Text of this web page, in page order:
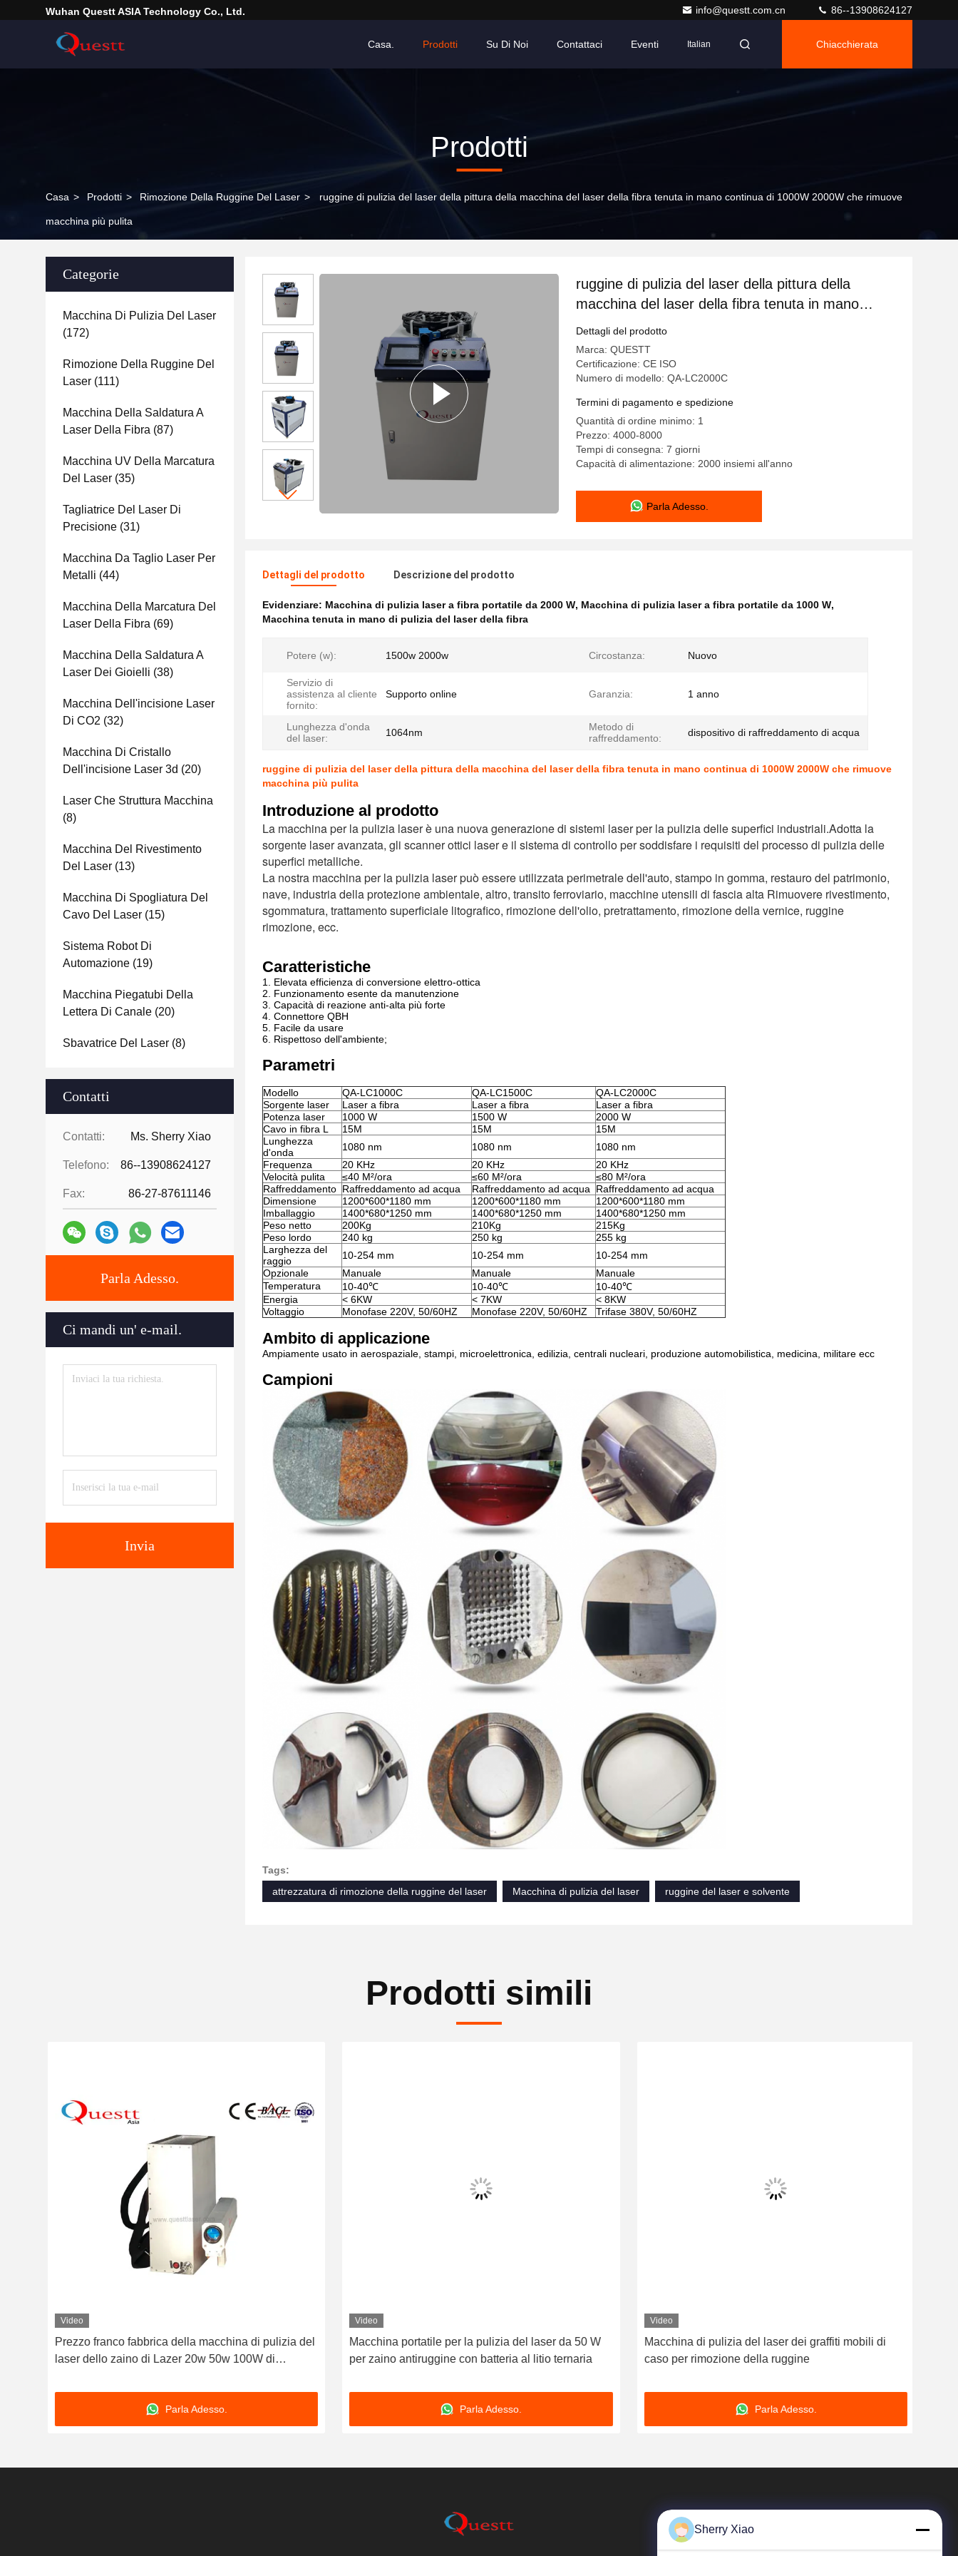
Wuhan Questt ASIA Technology Co., Ltd. info@questt.com.cn 86--13908624127
Casa. Prodotti Su Di Noi Contattaci Eventi Italian Chiacchierata
Prodotti
Casa > Prodotti > Rimozione Della Ruggine Del Laser > ruggine di pulizia del laser della pittura della macchina del laser della fibra tenuta in mano continua di 1000W 2000W che rimuove
macchina più pulita
Categorie
Macchina Di Pulizia Del Laser
(172)
Rimozione Della Ruggine Del
Laser (111)
Macchina Della Saldatura A
Laser Della Fibra (87)
Macchina UV Della Marcatura
Del Laser (35)
Tagliatrice Del Laser Di
Precisione (31)
Macchina Da Taglio Laser Per
Metalli (44)
Macchina Della Marcatura Del
Laser Della Fibra (69)
Macchina Della Saldatura A
Laser Dei Gioielli (38)
Macchina Dell'incisione Laser
Di CO2 (32)
Macchina Di Cristallo
Dell'incisione Laser 3d (20)
Laser Che Struttura Macchina
(8)
Macchina Del Rivestimento
Del Laser (13)
Macchina Di Spogliatura Del
Cavo Del Laser (15)
Sistema Robot Di
Automazione (19)
Macchina Piegatubi Della
Lettera Di Canale (20)
Sbavatrice Del Laser (8)
Contatti
Contatti: Ms. Sherry Xiao
Telefono: 86--13908624127
Fax: 86-27-87611146
Parla Adesso.
Ci mandi un' e-mail.
Invia
ruggine di pulizia del laser della pittura della
macchina del laser della fibra tenuta in mano
continua di 1000W 2000W che rimuove macchina
più pulita
Dettagli del prodotto
Marca: QUESTT
Certificazione: CE ISO
Numero di modello: QA-LC2000C
Termini di pagamento e spedizione
Quantità di ordine minimo: 1
Prezzo: 4000-8000
Tempi di consegna: 7 giorni
Capacità di alimentazione: 2000 insiemi all'anno
Parla Adesso.
Dettagli del prodotto Descrizione del prodotto
Evidenziare: Macchina di pulizia laser a fibra portatile da 2000 W, Macchina di pulizia laser a fibra portatile da 1000 W,
Macchina tenuta in mano di pulizia del laser della fibra
Potere (w): 1500w 2000w Circostanza: Nuovo
Servizio di
assistenza al cliente
fornito:
Supporto online Garanzia: 1 anno
Lunghezza d'onda
del laser:
1064nm
Metodo di
raffreddamento:
dispositivo di raffreddamento di acqua
ruggine di pulizia del laser della pittura della macchina del laser della fibra tenuta in mano continua di 1000W 2000W che rimuove
macchina più pulita
Introduzione al prodotto
La macchina per la pulizia laser è una nuova generazione di sistemi laser per la pulizia delle superfici industriali.Adotta la
sorgente laser avanzata, gli scanner ottici laser e il sistema di controllo per soddisfare i requisiti del processo di pulizia delle
superfici metalliche.
La nostra macchina per la pulizia laser può essere utilizzata perimetrale dell'auto, stampo in gomma, restauro del patrimonio,
nave, industria della protezione ambientale, altro, transito ferroviario, macchine utensili di fascia alta Rimuovere rivestimento,
sgommatura, trattamento superficiale litografico, rimozione dell'olio, pretrattamento, rimozione della vernice, ruggine
rimozione, ecc.
Caratteristiche
1. Elevata efficienza di conversione elettro-ottica
2. Funzionamento esente da manutenzione
3. Capacità di reazione anti-alta più forte
4. Connettore QBH
5. Facile da usare
6. Rispettoso dell'ambiente;
Parametri
Modello QA-LC1000C QA-LC1500C
QA-LC2000C
Sorgente laser
Laser a fibra Laser a fibra
Laser a fibra
Potenza laser
1000 W 1500 W
2000 W
Cavo in fibra L
15M 15M
15M
Lunghezza
d'onda
1080 nm 1080 nm
1080 nm
Frequenza
20 KHz 20 KHz
20 KHz
Velocità pulita
≤40 M²/ora ≤60 M²/ora
≤80 M²/ora
Raffreddamento Raffreddamento ad acqua Raffreddamento ad acqua
Raffreddamento ad acqua
Dimensione
1200*600*1180 mm 1200*600*1180 mm
1200*600*1180 mm
Imballaggio
1400*680*1250 mm 1400*680*1250 mm
1400*680*1250 mm
Peso netto
200Kg 210Kg
215Kg
Peso lordo
240 kg 250 kg
255 kg
Larghezza del
raggio
10-254 mm 10-254 mm
10-254 mm
Opzionale
Manuale Manuale
Manuale
Temperatura
10-40℃ 10-40℃
10-40℃
Energia
< 6KW < 7KW
< 8KW
Voltaggio
Monofase 220V, 50/60HZ Monofase 220V, 50/60HZ Trifase 380V, 50/60HZ
Ambito di applicazione
Ampiamente usato in aerospaziale, stampi, microelettronica, edilizia, centrali nucleari, produzione automobilistica, medicina, militare ecc
Campioni
Tags:
attrezzatura di rimozione della ruggine del laser
Macchina di pulizia del laser ruggine del laser e solvente
Prodotti simili
Video
Prezzo franco fabbrica della macchina di pulizia del
laser dello zaino di Lazer 20w 50w 100W di
Parla Adesso.
Video
Macchina portatile per la pulizia del laser da 50 W
per zaino antiruggine con batteria al litio ternaria
Parla Adesso.
Video
Macchina di pulizia del laser dei graffiti mobili di
caso per rimozione della ruggine
Parla Adesso.
Sherry Xiao